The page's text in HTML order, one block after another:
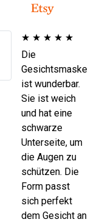
★ ★ ★ ★ ★
Die
Gesichtsmaske
ist wunderbar.
Sie ist weich
und hat eine
schwarze
Unterseite, um
die Augen zu
schützen. Die
Form passt
sich perfekt
dem Gesicht an